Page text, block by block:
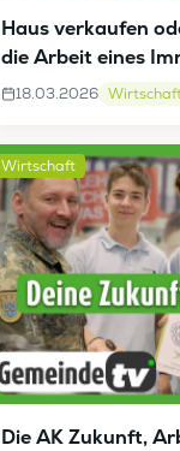
Haus verkaufen
die Arbeit eines
18.03.2026
Wirtschaft
Die AK Zukunft,